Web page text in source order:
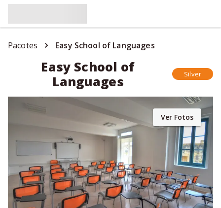
Pacotes Easy School of Languages
Easy School of
Languages
Silver
Ver Fotos